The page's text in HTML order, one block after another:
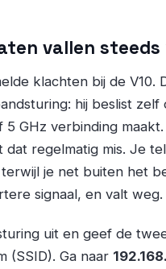
vallen steeds
klachten bij de V10.
hij beslist zelf
GHz verbinding
dat regelmatig mis. Je
je net buiten het
signaal, en valt weg.
uit en geef de
(SSID). Ga naar